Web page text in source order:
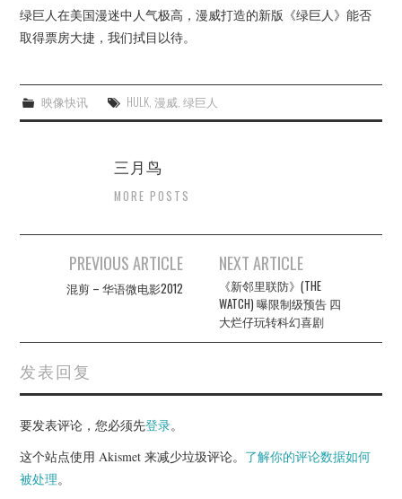
绿巨人在美国漫迷中人气极高，漫威打造的新版《绿巨人》能否
取得票房大捷，我们拭目以待。
映像快讯 HULK, 漫威, 绿巨人
三月鸟
MORE POSTS
navigation
PREVIOUS ARTICLE
混剪 – 华语微电影2012
NEXT ARTICLE
《新邻里联防》(THE
WATCH) 曝限制级预告 四
大烂仔玩转科幻喜剧
发表回复
要发表评论，您必须先登录。
这个站点使用 Akismet 来减少垃圾评论。 了解你的评论数据如何
被处理。